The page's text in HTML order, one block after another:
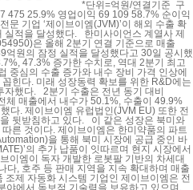
연결기준 구
475 25.9% 영업이익 69 109 58.7% 순이익
기업 ‘제이브이엠(JVM)’이 해외 수출 확
실적을 달성했다. 한미사이언스 계열사 제
은 올해 2분기 연결 기준으로 매출
원의 잠정 실적을 달성했다고 30일 공시했
47.3% 증가한 수치로, 역대 2분기 최고
중심의 수출 증가와 내수 장비 가격 인상에
힌다. 미래 성장동력 확보를 위한 R&D에는
했다. 2분기 수출은 전년 동기 대비
체 매출에서 내수가 50.1%, 수출이 49.9%
다. 제이브이엠 유럽법인(JVM EU) 또한 전
뒷받침하고 있다. 이 같은 성장은 북미와
른 것이다. 제이브이엠은 한미약품의 파트
을 통해 북미 시장에 공급 중인 바
의 추가 납품이 잇따르며 현지 시장에서
이엠이 독자 개발한 로봇팔 기반의 차세대
다, 호주 등 판매 지역을 지속 확대하며 매출
제 자동화 시스템 기업인 제이브이엠은 전
야에서 독보적 기술력을 보유하고 있으며,